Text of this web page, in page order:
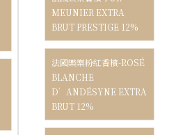
MEUNIER EXTRA
BRUT PRESTIGE 12%
法國樂樂粉紅香檳-ROSÉ
BLANCHE
D’ANDÉSYNE EXTRA
BRUT 12%